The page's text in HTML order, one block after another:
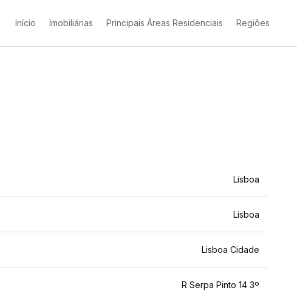
Início Imobiliárias Principais Áreas Residenciais Regiões
Lisboa
Lisboa
Lisboa Cidade
R Serpa Pinto 14 3º